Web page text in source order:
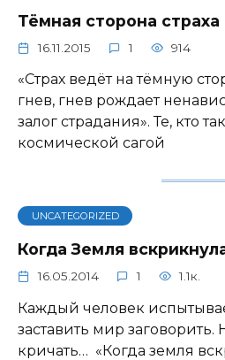
Тёмная сторона страха
16.11.2015 1 914
«Страх ведёт на тёмную
гнев, гнев рождает
залог страдания». Те, кто
космической сагой
UNCATEGORIZED
Когда Земля
16.05.2014 1 1.1к.
Каждый человек
заставить мир заговорить.
кричать… «Когда земля